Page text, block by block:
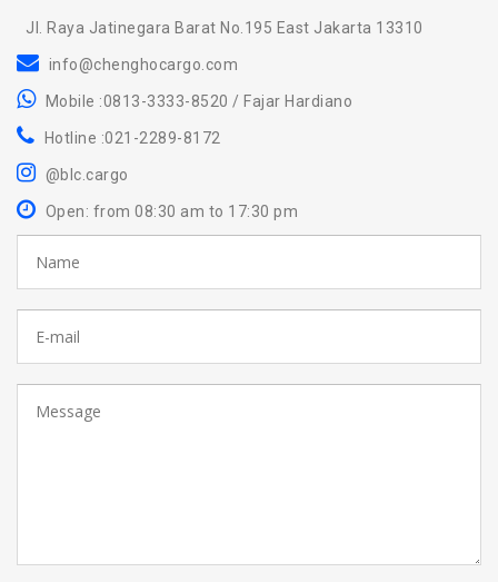
Jl. Raya Jatinegara Barat No.195 East Jakarta 13310
info@chenghocargo.com
Mobile :0813-3333-8520 / Fajar Hardiano
Hotline :021-2289-8172
@blc.cargo
Open: from 08:30 am to 17:30 pm